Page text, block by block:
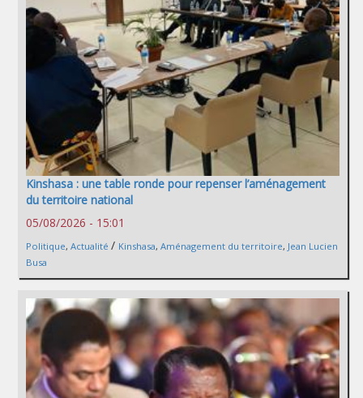
Kinshasa : une table ronde pour repenser l’aménagement
du territoire national
05/08/2026 - 15:01
Politique, Actualité / Kinshasa, Aménagement du territoire, Jean Lucien
Busa